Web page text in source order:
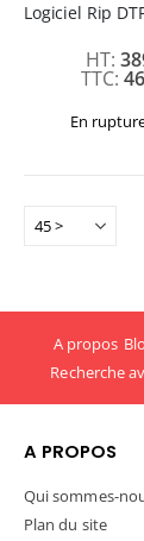
En
A propos
Recherche
A PROPOS
Qui sommes-
Plan du site